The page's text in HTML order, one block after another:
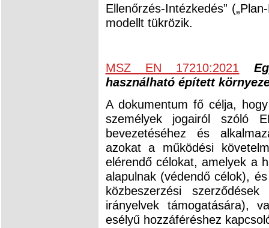
Ellenőrzés-Intézkedés”
modellt tükrözik.
MSZ EN 17210:2021
használható épített
A dokumentum fő célja,
személyek jogairól szóló
bevezetéséhez és
azokat a működési
elérendő célokat, amelyek a
alapulnak (védendő célok),
közbeszerzési
irányelvek támogatására),
esélyű hozzáféréshez